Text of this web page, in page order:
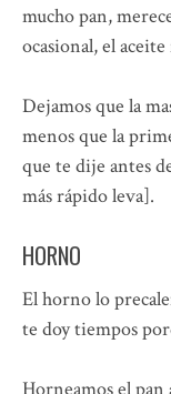
mucho pan,
ocasional, el
Dejamos que la
menos que la
que te dije antes
más rápido leva].
HORNO
El horno lo
te doy tiempos